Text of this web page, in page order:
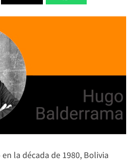
la década de 1980, Bolivia